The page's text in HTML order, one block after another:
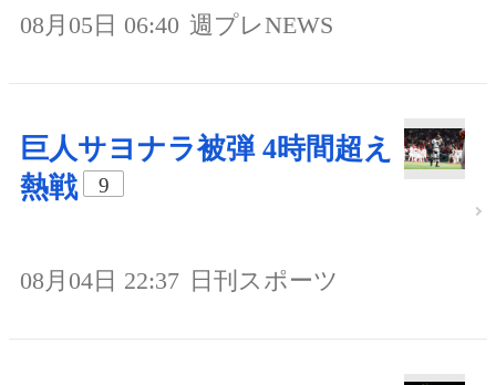
08月05日 06:40 週プレNEWS
巨人サヨナラ被弾 4時間超え
熱戦
9
08月04日 22:37 日刊スポーツ